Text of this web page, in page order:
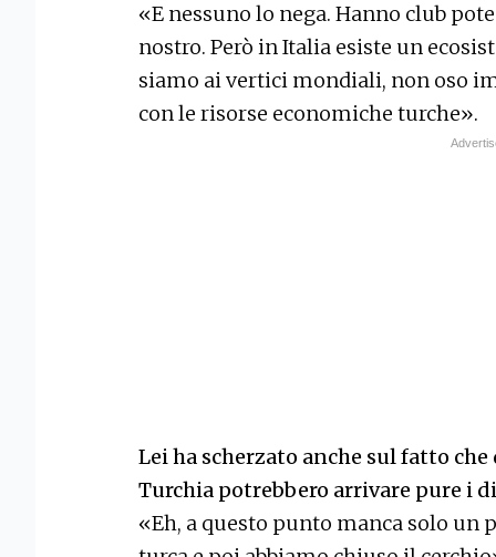
«E nessuno lo nega. Hanno club
nostro. Però in Italia esiste un
siamo ai vertici mondiali, non oso
con le risorse economiche turche».
Lei ha scherzato anche sul fatto
Turchia potrebbero arrivare pure i
«Eh, a questo punto manca solo